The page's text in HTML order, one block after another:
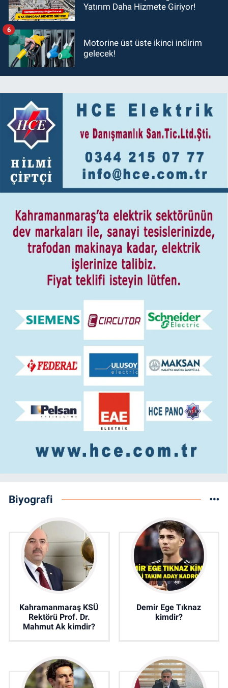
Yatırım Daha Hizmete Giriyor!
Motorine üst üste ikinci indirim
gelecek!
6
Biyografi
Kahramanmaraş KSÜ
Rektörü Prof. Dr.
Mahmut Ak kimdir?
Demir Ege Tıknaz
kimdir?